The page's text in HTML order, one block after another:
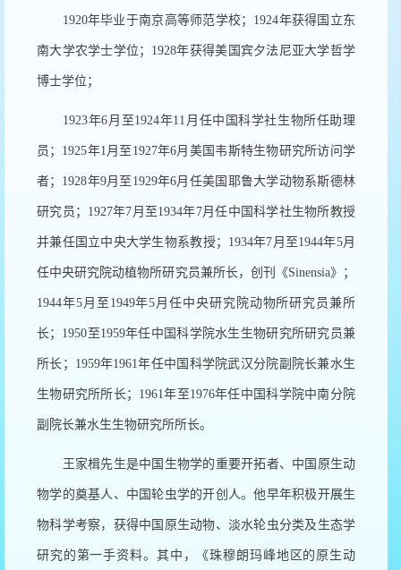
1920年毕业于南京高等师范学校； 1924年获得国立东
南大学农学士学位； 1928年获得美国宾夕法尼亚大学哲学
博士学位；
1923年6 月至1924年11 月任中国科学社生物所任助理
员； 1925年1 月至 1927年6月美国韦斯特生物研究所访问学
者； 1928年9月至 1929年6月任美国耶鲁大学动物系斯德林
研究员； 1927年7 月至1934年7月任中国科学社生物所教授
并兼任国立中央大学生物系教授； 1934年7 月至1944年5月
任中央研究院动植物所研究员兼所长，创刊《Sinensia》；
1944年5月至 1949年5 月任中央研究院动物所研究员兼所
长； 1950至1959年任中国科学院水生生物研究所研究员兼
所长； 1959年1961年任中国科学院武汉分院副院长兼水生
生物研究所所长； 1961 年至1976年任中国科学院中南分院
副院长兼水生生物研究所所长。
王家楫先生是中国生物学的重要开拓者、中国原生动
物学的奠基人、中国轮虫学的开创人。他早年积极开展生
物科学考察，获得中国原生动物、淡水轮虫分类及生态学
研究的第一手资料。其中，《珠穆朗玛峰地区的原生动